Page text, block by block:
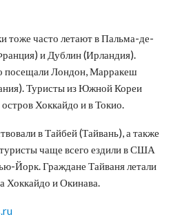
тоже часто летают в Пальма-де-
и Дублин (Ирландия).
посещали Лондон, Марракеш
Туристы из Южной Кореи
Хоккайдо и в Токио.
в Тайбей (Тайвань), а также
чаще всего ездили в США
Йорк. Граждане Тайваня летали
Хоккайдо и Окинава.